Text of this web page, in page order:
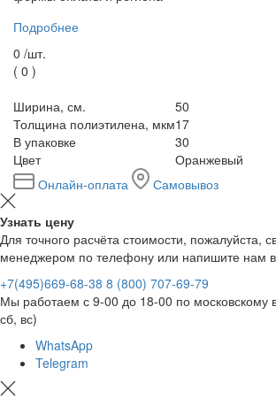
Подробнее
0 /шт.
( 0 )
Ширина, см.
50
Толщина полиэтилена, мкм17
В упаковке
30
Цвет
Оранжевый
Онлайн-оплата
Самовывоз
Узнать цену
Для точного расчёта стоимости, пожалуйста,
менеджером по телефону или напишите нам в
+7(495)669-68-38 8 (800) 707-69-79
Мы работаем с 9-00 до 18-00 по
сб, вс)
WhatsApp
Telegram